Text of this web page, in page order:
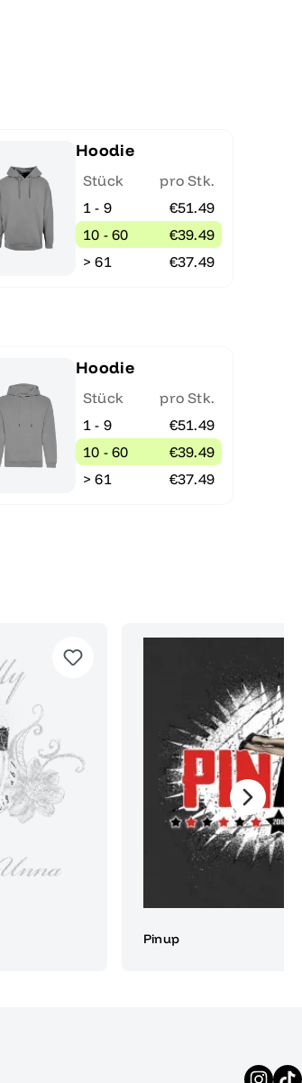
Hoodie
Stück
pro Stk.
1 - 9
€51.49
10 - 60
€39.49
> 61
€37.49
Hoodie
Stück
pro Stk.
1 - 9
€51.49
10 - 60
€39.49
> 61
€37.49
Pinup